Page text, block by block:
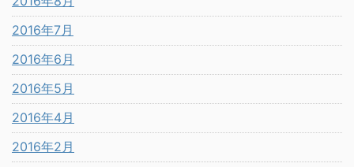
2016年7月
2016年6月
2016年5月
2016年4月
2016年2月